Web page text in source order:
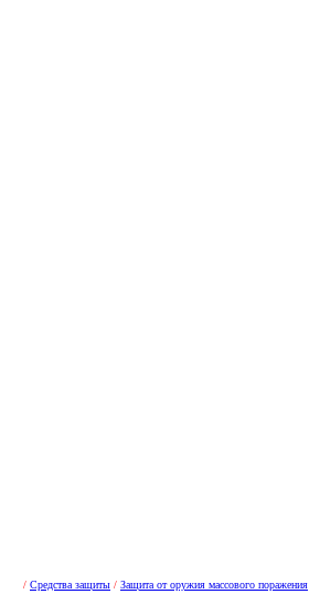
/ Средства защиты / Защита от оружия массового поражения